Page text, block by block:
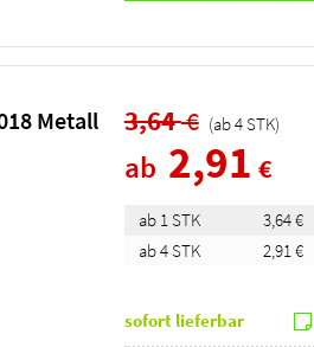
Metall
3,64€ (ab4 STK)
ab 2,91 €
ab 1 STK
3,64 €
ab 4 STK
2,91 €
sofort lieferbar